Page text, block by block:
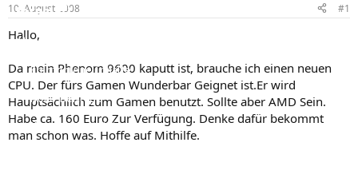
Forum
Aktuelles
Empfohlene Inhalte
Neue Beiträge
Neueste Aktivitäten
e
r
t
10. August 2008 #1
Hallo,
Da mein Phenom 9600 kaputt ist, brauche ich einen neuen
CPU. Der fürs Gamen Wunderbar Geignet ist.Er wird
Hauptsächlich zum Gamen benutzt. Sollte aber AMD Sein.
Habe ca. 160 Euro Zur Verfügung. Denke dafür bekommt
man schon was. Hoffe auf Mithilfe.